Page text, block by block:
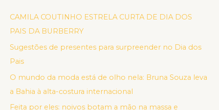
CAMILA COUTINHO ESTRELA CURTA DE DIA DOS
PAIS DA BURBERRY
Sugestões de presentes para surpreender no Dia dos
Pais
O mundo da moda está de olho nela: Bruna Souza leva
a Bahia à alta-costura internacional
Feita por eles: noivos botam a mão na massa e